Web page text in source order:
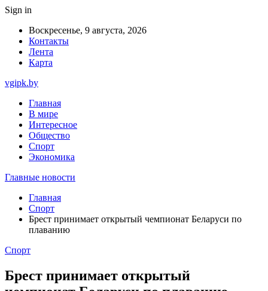
Sign in
Воскресенье, 9 августа, 2026
Контакты
Лента
Карта
vgipk.by
Главная
В мире
Интересное
Общество
Спорт
Экономика
Главные новости
Главная
Спорт
Брест принимает открытый чемпионат Беларуси по
плаванию
Спорт
Брест принимает открытый